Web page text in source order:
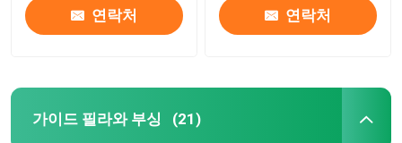
연락처 연락처
가이드 필라와 부싱 (21)